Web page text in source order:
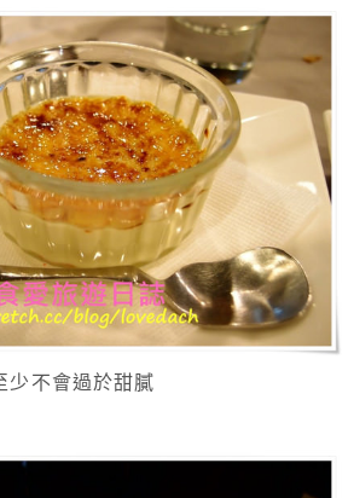
少不會過於甜膩